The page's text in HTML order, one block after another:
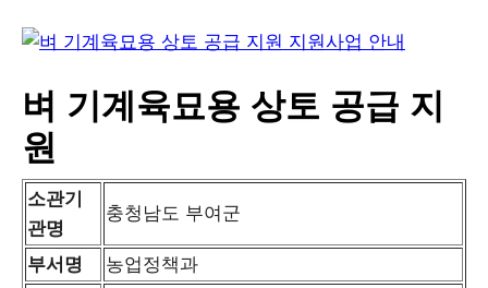
벼 기계육묘용 상토 공급 지
원
소관기
관명
충청남도 부여군
부서명 농업정책과